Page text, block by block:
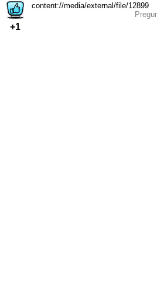
+1
content://media/external/file/12899